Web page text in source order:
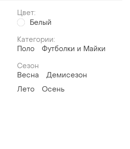
Цвет:
Белый
Категории:
Поло
Футболки и Майки
Сезон
Весна
Демисезон
Лето
Осень